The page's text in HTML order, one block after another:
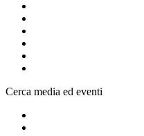
Cerca media ed eventi